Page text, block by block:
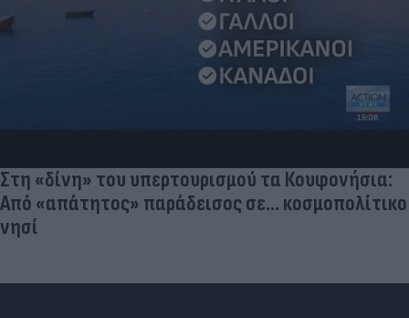
Στη «δίνη» του υπερτουρισμού τα Κουφονήσια:
Από «απάτητος» παράδεισος σε... κοσμοπολίτικο
νησί